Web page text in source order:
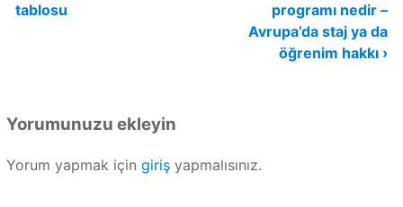
gezinmesi
tablosu
programı nedir –
Avrupa’da staj ya da
öğrenim hakkı ›
Yorumunuzu ekleyin
Yorum yapmak için girişyapmalısınız.